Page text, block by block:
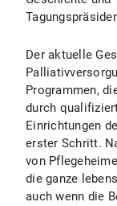
Der aktuelle
Programmen,
durch
Einrichtungen
erster Schritt.
von
die ganze
auch wenn die